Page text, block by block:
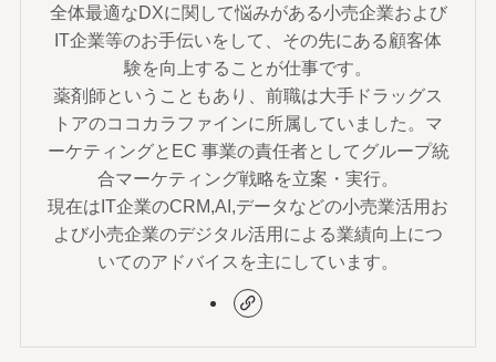
全体最適なDXに関して悩みがある小売企業および
IT企業等のお手伝いをして、その先にある顧客体
験を向上することが仕事です。
薬剤師ということもあり、前職は大手ドラッグス
トアのココカラファインに所属していました。マ
ーケティングとEC 事業の責任者としてグループ統
合マーケティング戦略を立案・実行。
現在はIT企業のCRM,AI,データなどの小売業活用お
よび小売企業のデジタル活用による業績向上につ
いてのアドバイスを主にしています。